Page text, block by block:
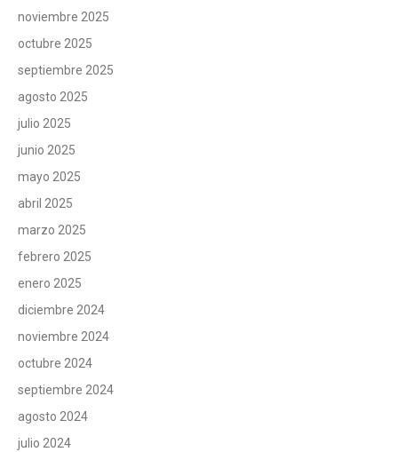
noviembre 2025
octubre 2025
septiembre 2025
agosto 2025
julio 2025
junio 2025
mayo 2025
abril 2025
marzo 2025
febrero 2025
enero 2025
diciembre 2024
noviembre 2024
octubre 2024
septiembre 2024
agosto 2024
julio 2024